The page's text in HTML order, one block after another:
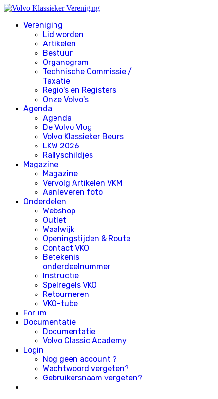
Vereniging
Lid worden
Artikelen
Bestuur
Organogram
Technische Commissie /
Taxatie
Regio's en Registers
Onze Volvo's
Agenda
Agenda
De Volvo Vlog
Volvo Klassieker Beurs
LKW 2026
Rallyschildjes
Magazine
Magazine
Vervolg Artikelen VKM
Aanleveren foto
Onderdelen
Webshop
Outlet
Waalwijk
Openingstijden & Route
Contact VKO
Betekenis
onderdeelnummer
Instructie
Spelregels VKO
Retourneren
VKO-tube
Forum
Documentatie
Documentatie
Volvo Classic Academy
Login
Nog geen account ?
Wachtwoord vergeten?
Gebruikersnaam vergeten?